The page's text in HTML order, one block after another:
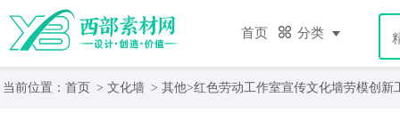
首页 分类
当前位置： 首页 > 文化墙 > 其他>红色劳动工作室宣传文化墙劳模创新